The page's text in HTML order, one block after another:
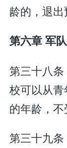
龄的，退出
第六章 军
第三十八
校可以从
的年龄，不
第三十九